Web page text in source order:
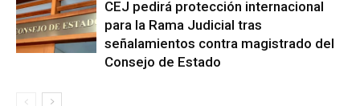
CEJ pedirá protección internacional
para la Rama Judicial tras
señalamientos contra magistrado del
Consejo de Estado